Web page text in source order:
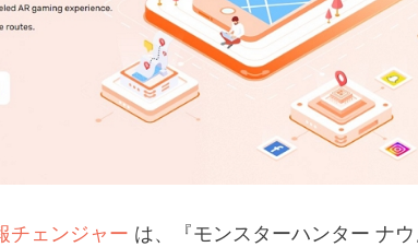
チェンジャー は、『モンスターハンター ナウ